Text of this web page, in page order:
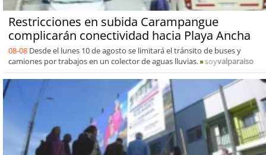
Restricciones en subida Carampangue
complicarán conectividad hacia Playa Ancha
08-08 Desde el lunes 10 de agosto se limitará el tránsito de buses y
camiones por trabajos en un colector de aguas lluvias.
soyvalparaiso